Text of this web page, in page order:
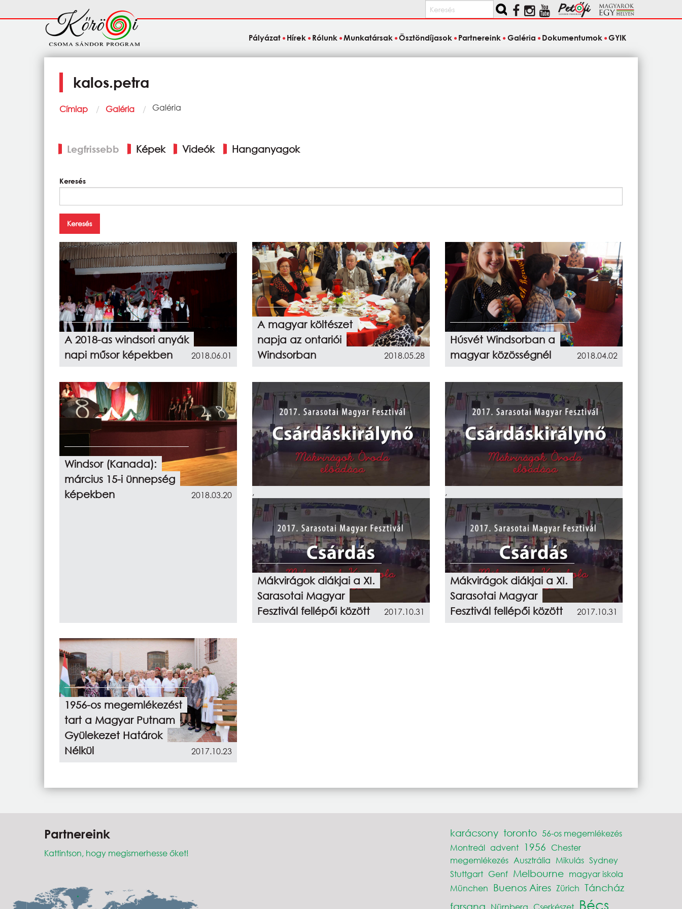
Keresés
Fő
navigáció
Pályázat Hírek Rólunk Munkatársak Ösztöndíjasok Partnereink Galéria Dokumentumok GYIK
kalos.petra
Morzsa
Címlap Galéria Current:
Galéria
fülek
Legfrissebb Képek Videók Hanganyagok
Keresés
A 2018-as windsori anyák
napi műsor képekben
2018.06.01
A magyar költészet
napja az ontariói
Windsorban
2018.05.28
Húsvét Windsorban a
magyar közösségnél
2018.04.02
Windsor (Kanada):
március 15-i ünnepség
képekben
2018.03.20 ,
Mákvirágok diákjai a XI.
Sarasotai Magyar
Fesztivál fellépői között
2017.10.31
,
Mákvirágok diákjai a XI.
Sarasotai Magyar
Fesztivál fellépői között
2017.10.31
1956-os megemlékezést
tart a Magyar Putnam
Gyülekezet Határok
Nélkül
2017.10.23
Partnereink
Kattintson, hogy megismerhesse őket!
karácsony toronto 56-os megemlékezés
Montreál advent 1956 Chester
megemlékezés Ausztrália Mikulás Sydney
Stuttgart Genf Melbourne magyar iskola
München Buenos Aires Zürich Táncház
farsang Nürnberg Cserkészet Bécs